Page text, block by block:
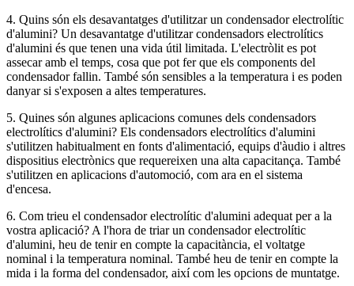
4. Quins són els desavantatges d'utilitzar un condensador electrolític
d'alumini? Un desavantatge d'utilitzar condensadors electrolítics
d'alumini és que tenen una vida útil limitada. L'electròlit es pot
assecar amb el temps, cosa que pot fer que els components del
condensador fallin. També són sensibles a la temperatura i es poden
danyar si s'exposen a altes temperatures.
5. Quines són algunes aplicacions comunes dels condensadors
electrolítics d'alumini? Els condensadors electrolítics d'alumini
s'utilitzen habitualment en fonts d'alimentació, equips d'àudio i altres
dispositius electrònics que requereixen una alta capacitança. També
s'utilitzen en aplicacions d'automoció, com ara en el sistema
d'encesa.
6. Com trieu el condensador electrolític d'alumini adequat per a la
vostra aplicació? A l'hora de triar un condensador electrolític
d'alumini, heu de tenir en compte la capacitància, el voltatge
nominal i la temperatura nominal. També heu de tenir en compte la
mida i la forma del condensador, així com les opcions de muntatge.